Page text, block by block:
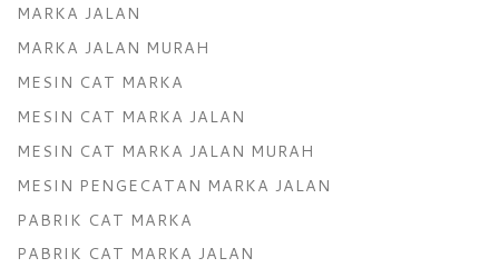
MARKA JALAN
MARKA JALAN MURAH
MESIN CAT MARKA
MESIN CAT MARKA JALAN
MESIN CAT MARKA JALAN MURAH
MESIN PENGECATAN MARKA JALAN
PABRIK CAT MARKA
PABRIK CAT MARKA JALAN